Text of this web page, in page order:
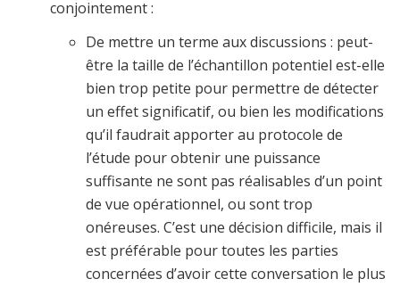
conjointement :
De mettre un terme aux discussions : peut-
être la taille de l’échantillon potentiel est-elle
bien trop petite pour permettre de détecter
un effet significatif, ou bien les modifications
qu’il faudrait apporter au protocole de
l’étude pour obtenir une puissance
suffisante ne sont pas réalisables d’un point
de vue opérationnel, ou sont trop
onéreuses. C’est une décision difficile, mais il
est préférable pour toutes les parties
concernées d’avoir cette conversation le plus